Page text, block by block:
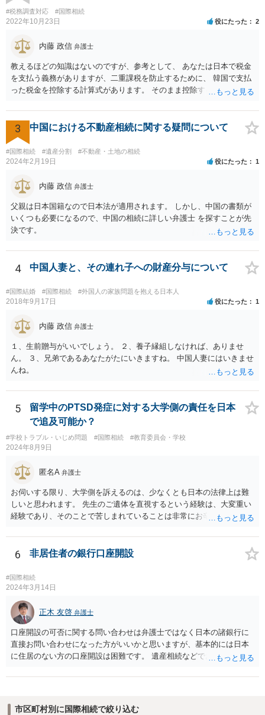
#税務調査対応 #国際相続
2022年10月23日 役にたった 2
内藤 政信 弁護士
教えるほどの知識はないのですが、参考として、 あなたは日本で税金
を支払う義務がありますが、二重課税を防止するために、 韓国で支払
った税金を控除する計算式があります。 そのまま控除するわけではな
談にいかれて、確定申告時の知識を習得されるといい でしょう。
3 中国における不動産相続に関する疑問について
#国際相続 #遺産分割 #不動産・土地の相続
2024年2月19日 役にたった 1
内藤 政信 弁護士
父親は日本国籍なので日本法が適用されます。 しかし、中国の書類が
いくつも必要になるので、中国の相続に詳しい弁護士 を探すことが先
決です。
4 中国人妻と、その連れ子への財産分与について
#国際結婚 #国際相続 #外国人の家族問題を抱える日本人
2018年9月17日 役にたった 1
内藤 政信 弁護士
１、生前贈与がいいでしょう。 ２、養子縁組しなければ、ありませ
ん。 ３、兄弟であるあなたがたにいきますね。 中国人妻にはいきませ
んね。
5
留学中のPTSD発症に対する大学側の責任を日本
で追及可能か？
#学校トラブル・いじめ問題 #国際相続 #教育委員会・学校
2024年8月9日
匿名A 弁護士
お伺いする限り、大学側を訴えるのは、少なくとも日本の法律上は難
しいと思われます。 先生のご遺体を直視するという経験は、大変重い
経験であり、そのことで苦しまれていることは非常にお辛い状況だと
れば、相手方の行為に対して、故意や過失がなければ、法的責任を追
及することは難しいところです。 本件の場合、大学側が仕組んで、あ
ともかく、何も知らず、単に授業に来なかった教員の様子を見てきて
くれと指示する行為に、何か大学側の落ち度があったとまでの認定は
難しいように思われます。 そうなると、大学側で、第一発見者になっ
てしまったあなたに対して、『法的に』ケア等を強制することができ
ない可能性が高く、その場合、大学側やそこのスタッフ等から対応を
拒否されたということへの責任追及も、難しいことになると思われま
す。 （義務もないことを拒否したことに責任追及することは、相手方
に事実上行動を義務付けるのと同じことになってしまいます） 詳細な
れるのも方法かと思います。
6 非居住者の銀行口座開設
#国際相続
2024年3月14日
正木 友啓 弁護士
口座開設の可否に関する問い合わせは弁護士ではなく日本の諸銀行に
直接お問い合わせになった方がいいかと思いますが、基本的には日本
に住居のない方の口座開設は困難です。 遺産相続などでお金を受け取
でもらうのが通常です。
市区町村別に国際相続で絞り込む